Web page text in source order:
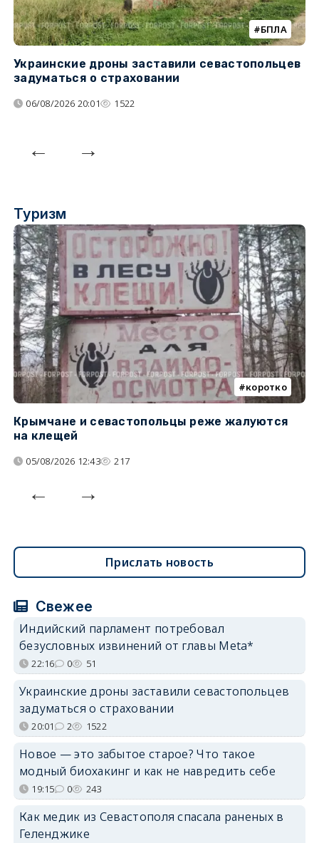
БПЛА
Украинские дроны заставили севастопольцев
задуматься о страховании
06/08/2026 20:01 1522
Туризм
коротко
Крымчане и севастопольцы реже жалуются
на клещей
05/08/2026 12:43 217
Прислать новость
Свежее
Индийский парламент потребовал
безусловных извинений от главы Meta*
22:16 0 51
Украинские дроны заставили севастопольцев
задуматься о страховании
20:01 2 1522
Новое — это забытое старое? Что такое
модный биохакинг и как не навредить себе
19:15 0 243
Как медик из Севастополя спасала раненых в
Геленджике